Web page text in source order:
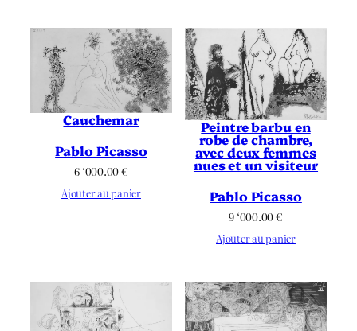
Cauchemar
Pablo Picasso
6 ‘000.00€
Ajouter au panier
Peintre barbu en
robe de chambre,
avec deux femmes
nues et un visiteur
Pablo Picasso
9 ‘000.00€
Ajouter au panier